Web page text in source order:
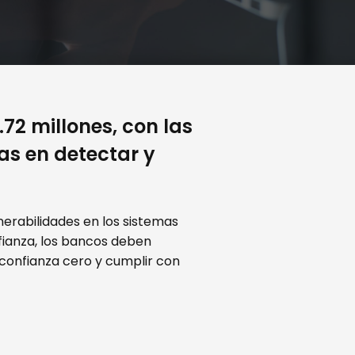
millones, con las
en detectar y
en los sistemas
los bancos deben
cero y cumplir con